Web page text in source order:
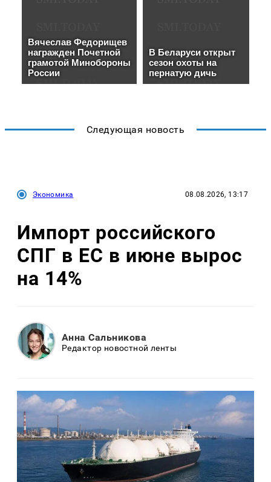
Следующая новость
Экономика 08.08.2026, 13:17
Импорт российского
СПГ в ЕС в июне вырос
на 14%
Анна Сальникова
Редактор новостной ленты